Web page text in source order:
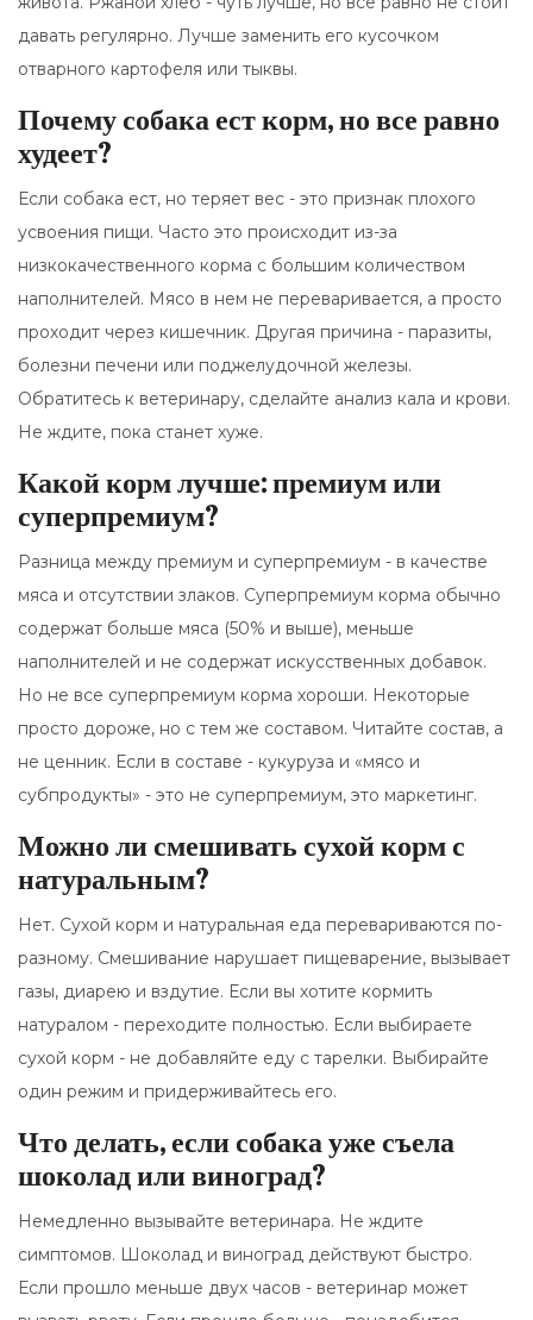
давать регулярно. Лучше заменить его кусочком
отварного картофеля или тыквы.
Почему собака ест корм, но все равно
худеет?
Если собака ест, но теряет вес - это признак плохого
усвоения пищи. Часто это происходит из-за
низкокачественного корма с большим количеством
наполнителей. Мясо в нем не переваривается, а просто
проходит через кишечник. Другая причина - паразиты,
болезни печени или поджелудочной железы.
Обратитесь к ветеринару, сделайте анализ кала и крови.
Не ждите, пока станет хуже.
Какой корм лучше: премиум или
суперпремиум?
Разница между премиум и суперпремиум - в качестве
мяса и отсутствии злаков. Суперпремиум корма обычно
содержат больше мяса (50% и выше), меньше
наполнителей и не содержат искусственных добавок.
Но не все суперпремиум корма хороши. Некоторые
просто дороже, но с тем же составом. Читайте состав, а
не ценник. Если в составе - кукуруза и «мясо и
субпродукты» - это не суперпремиум, это маркетинг.
Можно ли смешивать сухой корм с
натуральным?
Нет. Сухой корм и натуральная еда перевариваются по-
разному. Смешивание нарушает пищеварение, вызывает
газы, диарею и вздутие. Если вы хотите кормить
натуралом - переходите полностью. Если выбираете
сухой корм - не добавляйте еду с тарелки. Выбирайте
один режим и придерживайтесь его.
Что делать, если собака уже съела
шоколад или виноград?
Немедленно вызывайте ветеринара. Не ждите
симптомов. Шоколад и виноград действуют быстро.
Если прошло меньше двух часов - ветеринар может